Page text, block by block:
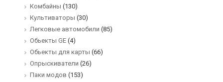
Комбайны (130)
Культиваторы (30)
Легковые автомобили (85)
Обьекты GE (4)
Обьекты для карты (66)
Опрыскиватели (26)
Паки модов (153)